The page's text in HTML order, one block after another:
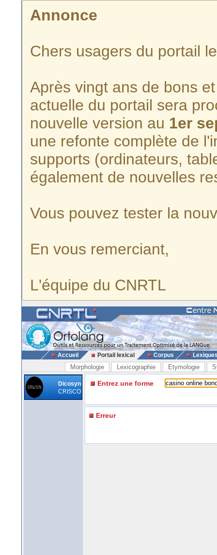
Annonce
Chers usagers du portail
Après vingt ans de bons
actuelle du portail sera
nouvelle version au 1er
une refonte complète de
supports (ordinateurs,
également de nouvelles
Vous pouvez tester la
En vous remerciant,
L'équipe du CNRTL
Accueil Portail lexical Corpus
Morphologie Lexicographie Etymologie
Dicosyn
CRISCO
Entrez une forme
Erreur